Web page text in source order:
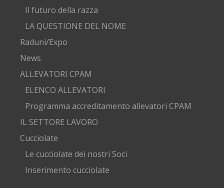
Il futuro della razza
LA QUESTIONE DEL NOME
Raduni/Expo
News
ALLEVATORI CPAM
ELENCO ALLEVATORI
Programma accreditamento allevatori CPAM
IL SETTORE LAVORO
Cucciolate
Le cucciolate dei nostri Soci
Inserimento cucciolate